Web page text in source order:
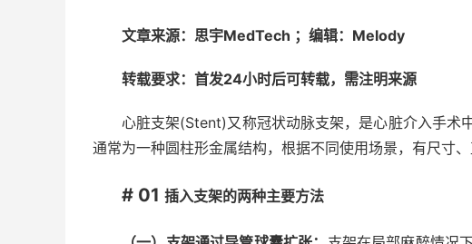
文章来源：思宇MedTech ；编辑：Melody
转载要求：首发24小时后可转载，需注明来源
心脏支架(Stent)又称冠状动脉支架，是心脏介入手术
通常为一种圆柱形金属结构，根据不同使用场景，有尺寸、
# 01 插入支架的两种主要方法